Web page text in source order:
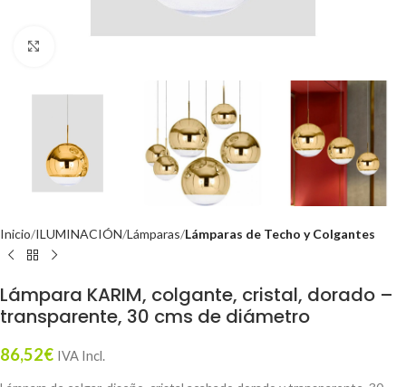
Inicio ILUMINACIÓN Lámparas Lámparas de Techo y Colgantes
Lámpara KARIM, colgante, cristal, dorado –
transparente, 30 cms de diámetro
86,52€ IVA Incl.